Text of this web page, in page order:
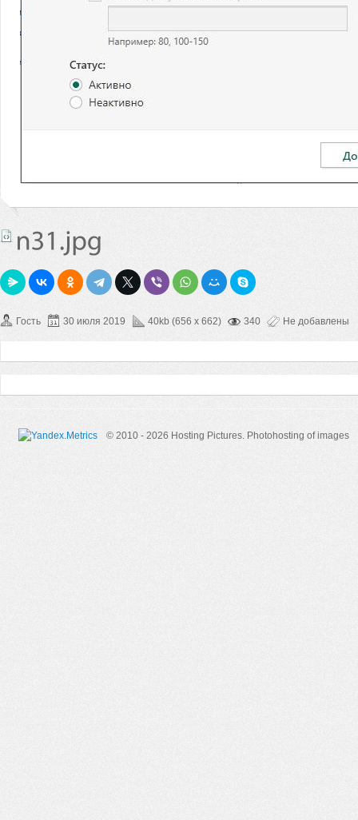
Гость 30 июля 2019 40kb (656 x 662) 340 Не добавлены
© 2010 - 2026 Hosting Pictures. Photohosting of images